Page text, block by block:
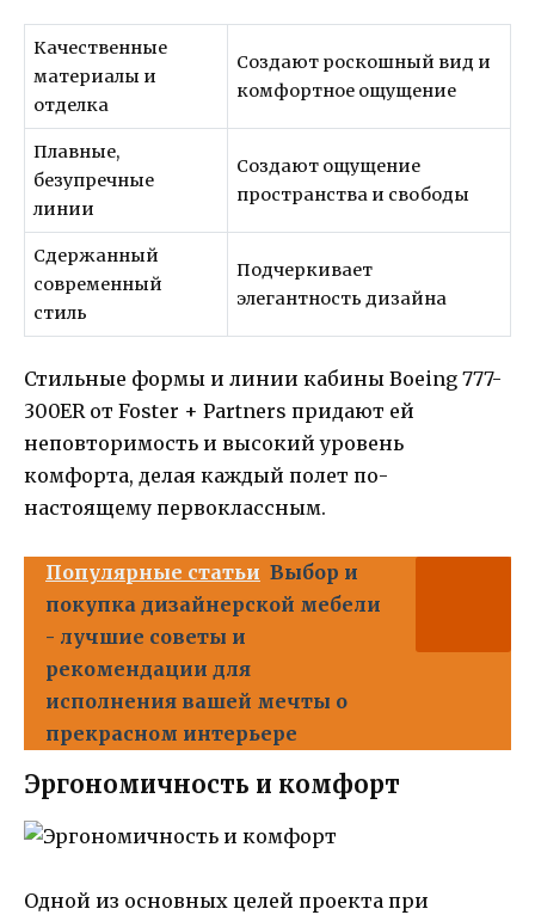
Качественные
материалы и
отделка
Создают роскошный вид и
комфортное ощущение
Плавные,
безупречные
линии
Создают ощущение
пространства и свободы
Сдержанный
современный
стиль
Подчеркивает
элегантность дизайна
Стильные формы и линии кабины Boeing 777-
300ER от Foster + Partners придают ей
неповторимость и высокий уровень
комфорта, делая каждый полет по-
настоящему первоклассным.
Популярные статьи Выбор и
покупка дизайнерской мебели
- лучшие советы и
рекомендации для
исполнения вашей мечты о
прекрасном интерьере
Эргономичность и комфорт
Одной из основных целей проекта при